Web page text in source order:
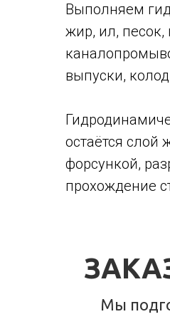
Выполняем
жир, ил,
выпуски,
остаётся
форсункой,
прохождение
Мы